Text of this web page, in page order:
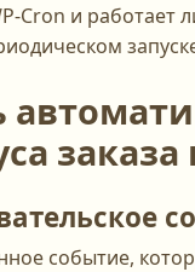
Cron и работает
событие,